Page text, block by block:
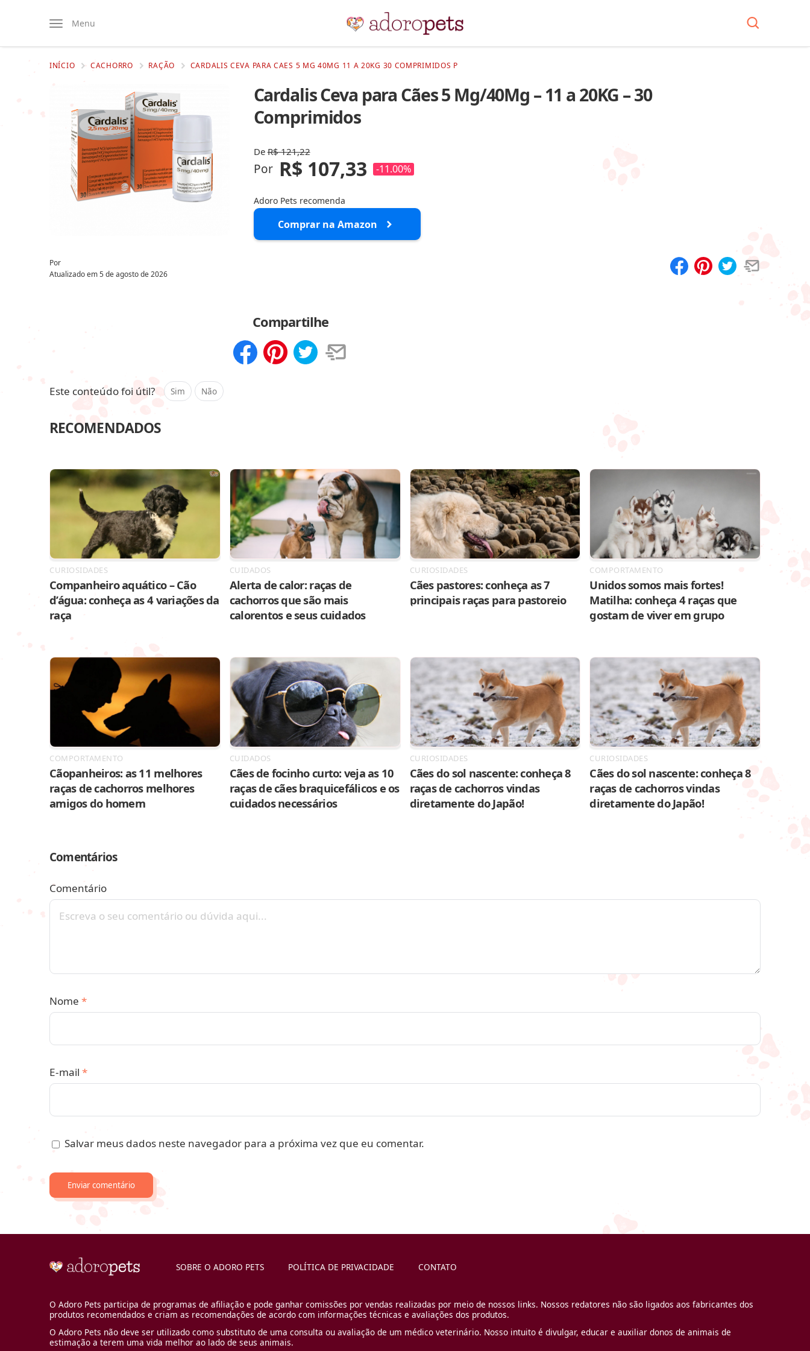
Menu
INÍCIO CACHORRO RAÇÃO CARDALIS CEVA PARA CAES 5 MG 40MG 11 A 20KG 30 COMPRIMIDOS P
Cardalis Ceva para Cães 5 Mg/40Mg – 11 a 20KG – 30
Comprimidos
DeR$ 121,22
Por R$ 107,33 -11.00%
Adoro Pets recomenda
Comprar na Amazon
Por
Atualizado em5 de agosto de 2026
Compartilhe
Este conteúdo foi útil? Sim Não
RECOMENDADOS
CURIOSIDADES
Companheiro aquático – Cão
d’água: conheça as 4 variações da
raça
CUIDADOS
Alerta de calor: raças de
cachorros que são mais
calorentos e seus cuidados
CURIOSIDADES
Cães pastores: conheça as 7
principais raças para pastoreio
COMPORTAMENTO
Unidos somos mais fortes!
Matilha: conheça 4 raças que
gostam de viver em grupo
COMPORTAMENTO
Cãopanheiros: as 11 melhores
raças de cachorros melhores
amigos do homem
CUIDADOS
Cães de focinho curto: veja as 10
raças de cães braquicefálicos e os
cuidados necessários
CURIOSIDADES
Cães do sol nascente: conheça 8
raças de cachorros vindas
diretamente do Japão!
CURIOSIDADES
Cães do sol nascente: conheça 8
raças de cachorros vindas
diretamente do Japão!
Comentários
Comentário
Nome *
E-mail *
Salvar meus dados neste navegador para a próxima vez que eu comentar.
SOBRE O ADORO PETS POLÍTICA DE PRIVACIDADE CONTATO
O Adoro Pets participa de programas de afiliação e pode ganhar comissões por vendas realizadas por meio de nossos links. Nossos redatores não são ligados aos fabricantes dos
produtos recomendados e criam as recomendações de acordo com informações técnicas e avaliações dos produtos.
O Adoro Pets não deve ser utilizado como substituto de uma consulta ou avaliação de um médico veterinário. Nosso intuito é divulgar, educar e auxiliar donos de animais de
estimação a terem uma vida melhor ao lado de seus animais.